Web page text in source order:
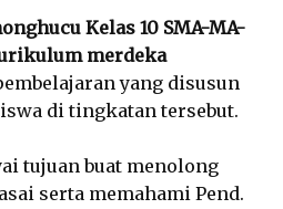
Kelas 10 SMA-MA-
merdeka
yang disusun
di tingkatan tersebut.
tujuan buat menolong
serta memahami Pend.